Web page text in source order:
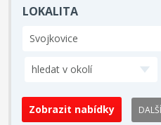
LOKALITA
hledat v okolí